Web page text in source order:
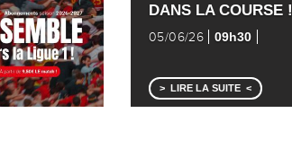
DANS LA COURSE !
05/06/26 09h30
LIRE LA SUITE